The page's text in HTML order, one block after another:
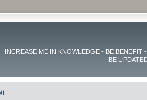
موقع زدنى علما zdny3lma - عالم بلا حدود من العلم و التعلم و المعرفة - INCREASE ME IN KNOWLEDGE - BE BENEFIT -